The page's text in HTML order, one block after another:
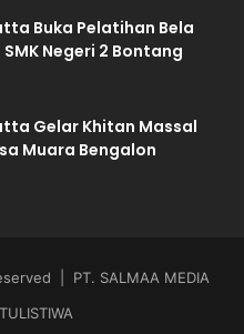
Buka Pelatihan Bela
SMK Negeri 2 Bontang
Gelar Khitan Massal
Muara Bengalon
| PT. SALMAA MEDIA